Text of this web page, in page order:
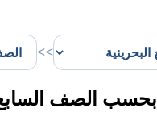
>>
بحسب الصف